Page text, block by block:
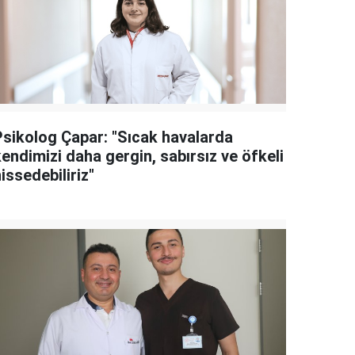
Çapar: "Sıcak havalarda
daha gergin, sabırsız ve öfkeli